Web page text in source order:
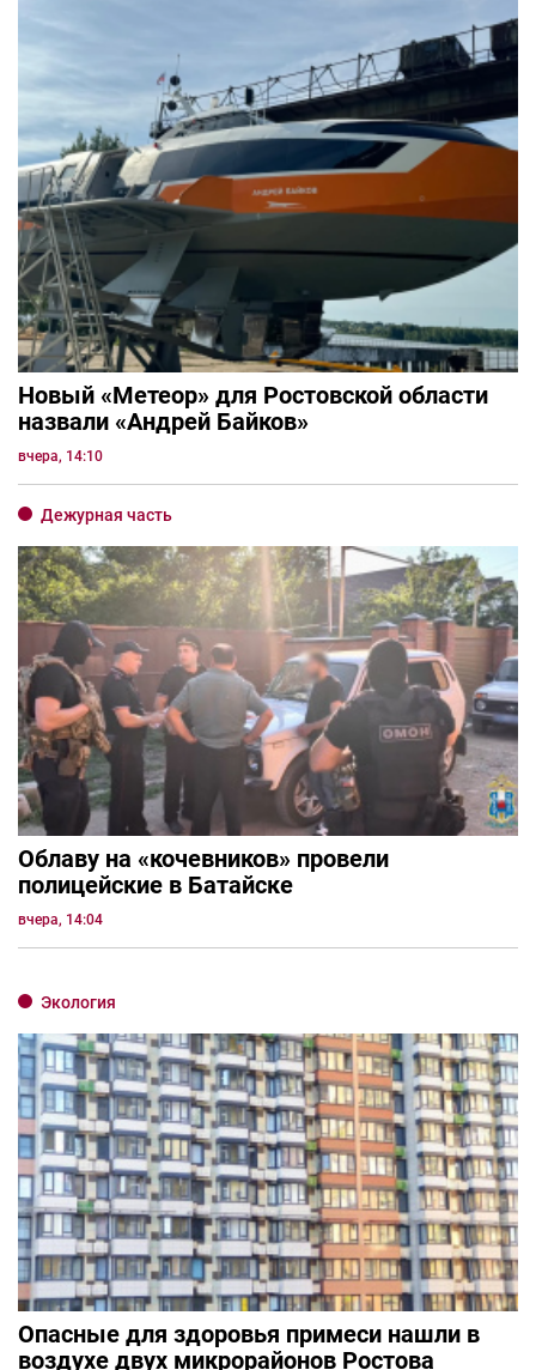
Новый «Метеор» для Ростовской области
назвали «Андрей Байков»
вчера, 14:10
Дежурная часть
Облаву на «кочевников» провели
полицейские в Батайске
вчера, 14:04
Экология
Опасные для здоровья примеси нашли в
воздухе двух микрорайонов Ростова